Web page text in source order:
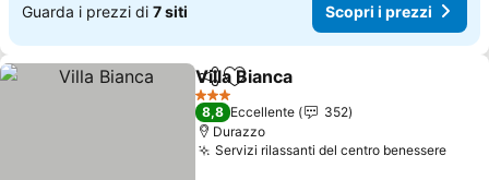
Guarda i prezzi di 7 siti Scopri i prezzi
CondividiAggiungi ai preferiti
Villa Bianca
3 Stelle
8,8 Eccellente
352
Durazzo
Servizi rilassanti del centro benessere